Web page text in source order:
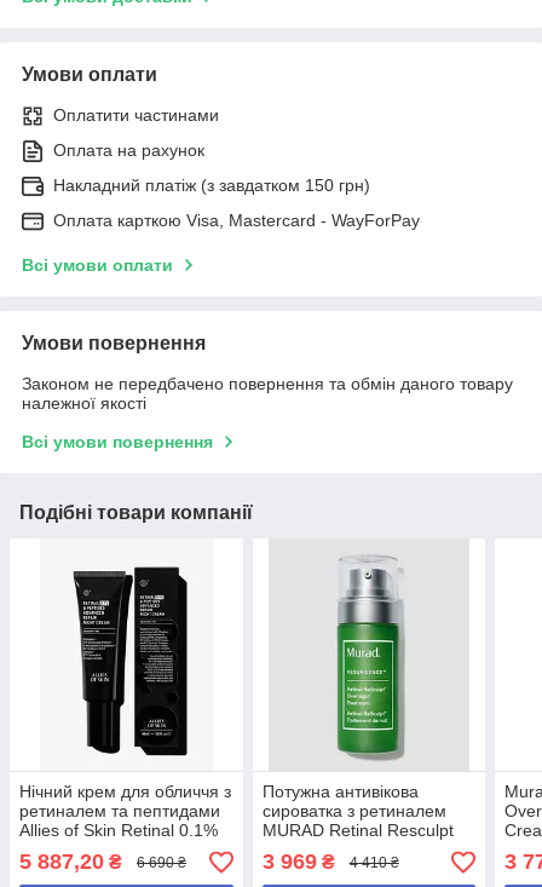
Умови оплати
Оплатити частинами
Оплата на рахунок
Накладний платіж (з завдатком 150 грн)
Оплата карткою Visa, Mastercard - WayForPay
Всі умови оплати
Умови повернення
Законом не передбачено повернення та обмін даного товару
належної якості
Всі умови повернення
Подібні товари компанії
Нічний крем для обличчя з
ретиналем та пептидами
Allies of Skin Retinal 0.1%
& Peptides Repair Night
Cream, 48 мл
5 887,20 ₴ 6 690 ₴
Потужна антивікова
сироватка з ретиналем
MURAD Retinal Resculpt
Overnight Treatment, 30
мл
3 969₴ 4 410 ₴ 3